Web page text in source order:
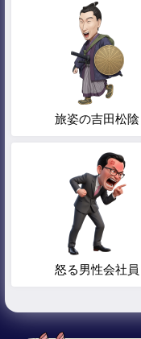
旅姿の吉田松陰
怒る男性会社員